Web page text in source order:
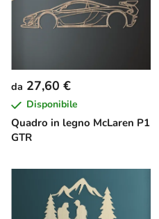
Quadro in legno McLaren P1
GTR
da 27,60 €
Disponibile